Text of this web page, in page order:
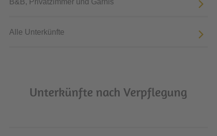
Alle Unterkünfte
Unterkünfte nach Verpflegung